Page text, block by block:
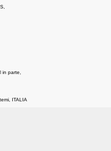
in parte,
ITALIA